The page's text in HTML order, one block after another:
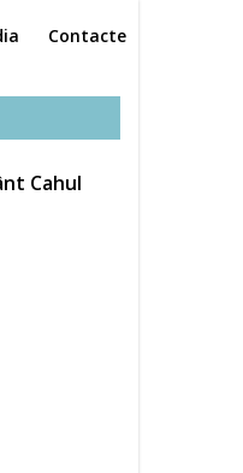
Contacte
Cahul